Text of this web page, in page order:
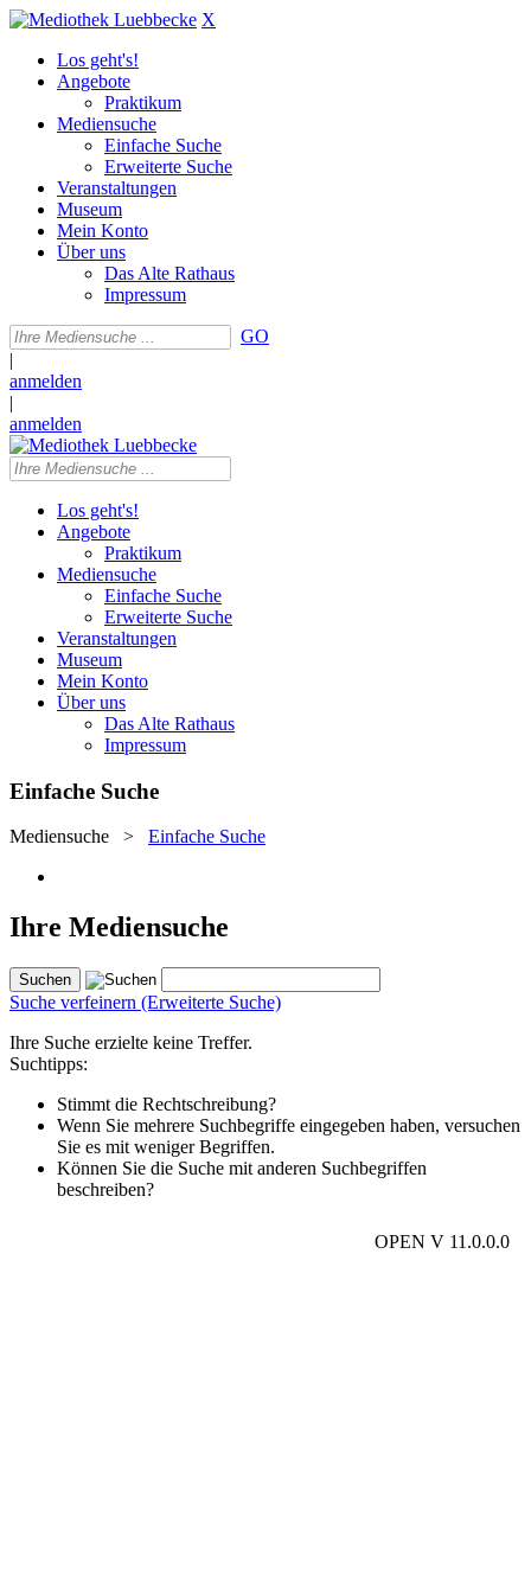
X
Los geht's!
Angebote
Praktikum
Mediensuche
Einfache Suche
Erweiterte Suche
Veranstaltungen
Museum
Mein Konto
Über uns
Das Alte Rathaus
Impressum
GO
|
anmelden
|
anmelden
Los geht's!
Angebote
Praktikum
Mediensuche
Einfache Suche
Erweiterte Suche
Veranstaltungen
Museum
Mein Konto
Über uns
Das Alte Rathaus
Impressum
Einfache Suche
Mediensuche > Einfache Suche
Ihre Mediensuche
Suche verfeinern (Erweiterte Suche)
Ihre Suche erzielte keine Treffer.
Suchtipps:
Stimmt die Rechtschreibung?
Wenn Sie mehrere Suchbegriffe eingegeben haben, versuchen
Sie es mit weniger Begriffen.
Können Sie die Suche mit anderen Suchbegriffen
beschreiben?
OPEN V 11.0.0.0